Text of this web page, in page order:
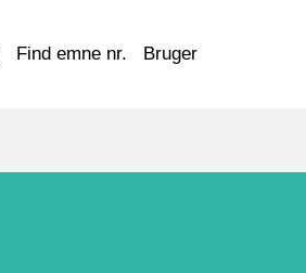
Find emne nr. Bruger